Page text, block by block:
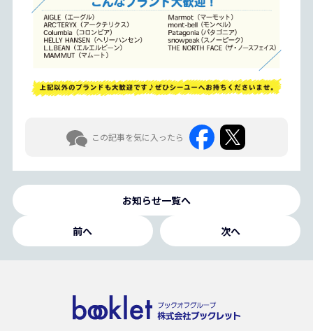
この記事を気に入ったら
お知らせ一覧へ
前へ 次へ